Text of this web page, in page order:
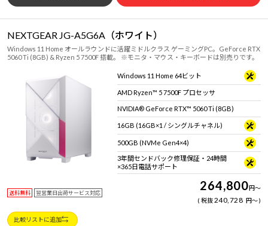
NEXTGEAR JG-A5G6A（ホワイト）
Windows 11 Home オールラウンドに活躍ミドルクラス ゲーミングPC。GeForce RTX
5060 Ti (8GB) & Ryzen 5 7500F 搭載。 ※モニタ・マウス・キーボードは別売りです。
Windows 11 Home 64ビット
AMD Ryzen™ 5 7500F プロセッサ
NVIDIA® GeForce RTX™ 5060 Ti (8GB)
16GB (16GB×1 / シングルチャネル)
500GB (NVMe Gen4×4)
3年間センドバック修理保証・24時間
×365日電話サポート
送料無料 翌営業日出荷サービス対応 264,800円～
税抜240,728 円～
比較リストに追加